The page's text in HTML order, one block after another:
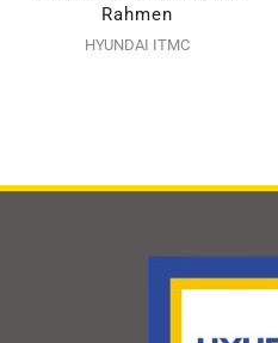
Rahmen
HYUNDAI ITMC